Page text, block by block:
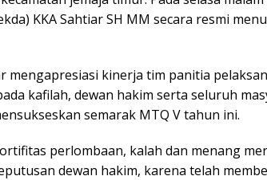
KKA Sahtiar SH MM secara resmi
mengapresiasi kinerja tim panitia
kafilah, dewan hakim serta seluruh
semarak MTQ V tahun ini.
perlombaan, kalah dan menang
dewan hakim, karena telah